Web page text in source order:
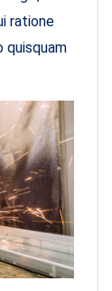
ratione
quisquam